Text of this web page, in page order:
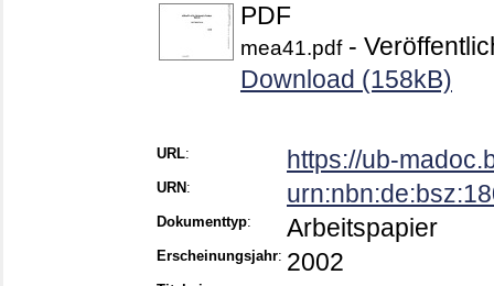
PDF
mea41.pdf-
Download (158kB)
URL: https://ub-
URN :
Dokumenttyp: Arbeitspapier
Erscheinungsjahr: 2002